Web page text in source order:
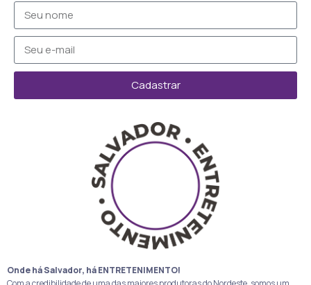
Cadastrar
Onde há Salvador, há ENTRETENIMENTO!